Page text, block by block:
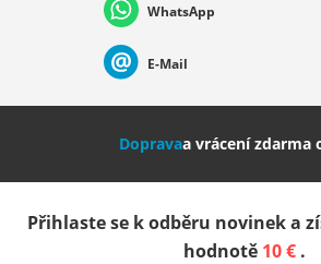
Nederland Italia (Italiano)
Slovenija
WhatsApp
E-Mail
Dopravaa vrácení zdarma
Přihlaste se k odběru novinek a
hodnotě 10 € .